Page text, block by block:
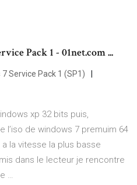
Pack 1 - 01net.com ...
Service Pack 1 (SP1)
xp 32 bits puis,
l’iso de windows 7 premuim 64
la vitesse la plus basse
dans le lecteur je rencontre
…